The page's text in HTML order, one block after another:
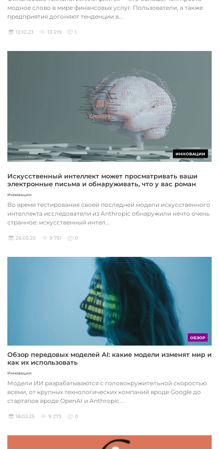
модное слово в мире финансовых услуг. Пользователи, а также
предприятия догоняют тенденции в...
12.10.23 13 219 1
ИННОВАЦИИ
Искусственный интеллект может просматривать ваши
электронные письма и обнаруживать, что у вас роман
Инновации
Во время тестирования своей последней модели искусственного
интеллекта исследователи из Anthropic обнаружили нечто очень
странное: искусственный интел...
26.05.25 9 751 0
ОБЗОР
Обзор передовых моделей AI: какие модели изменят мир и
как их использовать
Инновации
Модели ИИ разрабатываются с головокружительной скоростью
всеми, от крупных технологических компаний вроде Google до
стартапов вроде OpenAI и Anthropic...
18.02.25 9 273 0